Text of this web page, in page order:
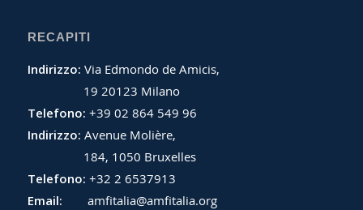
RECAPITI
Indirizzo: Via Edmondo de Amicis,
19 20123 Milano
Telefono: +39 02 864 549 96
Indirizzo: Avenue Molière,
184, 1050 Bruxelles
Telefono: +32 2 6537913
Email:
amfitalia@amfitalia.org